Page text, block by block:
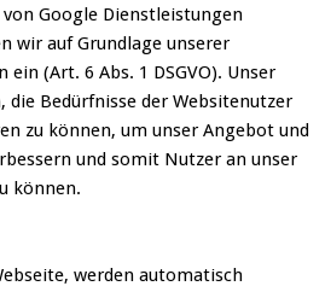
Google Dienstleistungen
wir auf Grundlage unserer
(Art. 6 Abs. 1 DSGVO). Unser
Bedürfnisse der Websitenutzer
zu können, um unser Angebot und
und somit Nutzer an unser
können.
werden automatisch